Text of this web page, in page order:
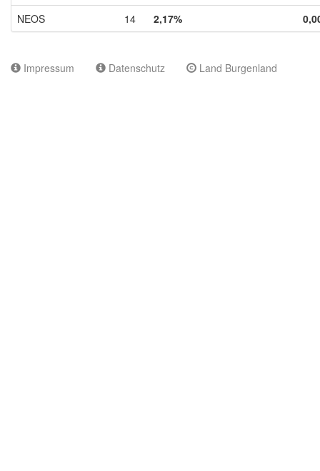
NEOS
14 2,17%
Impressum Datenschutz Land Burgenland